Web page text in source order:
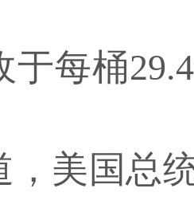
每桶
，美国总